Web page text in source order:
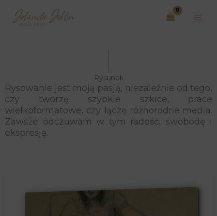
Rysunek
Rysowanie jest moją pasją, niezależnie od tego,
czy tworzę szybkie szkice, prace
wielkoformatowe, czy łączę różnorodne media.
Zawsze odczuwam w tym radość, swobodę i
ekspresję.